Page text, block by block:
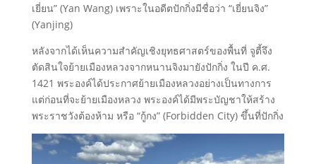
เยี่ยน” (Yan Wang) เพราะในอดีตปักกิ่งมีชื่อว่า “เยี่ยนจิง”
(Yanjing)
หลังจากได้เห็นความสำคัญเชิงยุทธศาสตร์ของพื้นที่ จูตี้จึง
ตัดสินใจย้ายเมืองหลวงจากหนานจิงมายังปักกิ่ง ในปี ค.ศ.
1421 พระองค์ได้ประกาศย้ายเมืองหลวงอย่างเป็นทางการ
แต่ก่อนที่จะย้ายเมืองหลวง พระองค์ได้มีพระบัญชาให้สร้าง
พระราชวังต้องห้าม หรือ “กู้กง” (Forbidden City) ขึ้นที่ปักกิ่ง